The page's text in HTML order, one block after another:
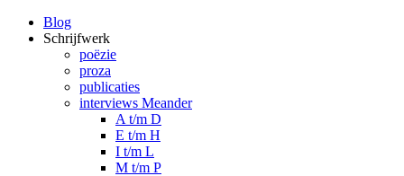
Blog
Schrijfwerk
poëzie
proza
publicaties
interviews Meander
A t/m D
E t/m H
I t/m L
M t/m P